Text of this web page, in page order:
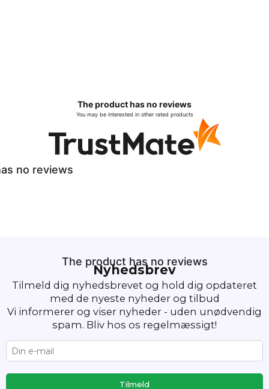
The product has no reviews
You may be interested in other rated products
no reviews
The product has no reviews
Nyhedsbrev
Tilmeld dig nyhedsbrevet og hold dig opdateret
med de nyeste nyheder og tilbud
Vi informerer og viser nyheder - uden unødvendig
spam. Bliv hos os regelmæssigt!